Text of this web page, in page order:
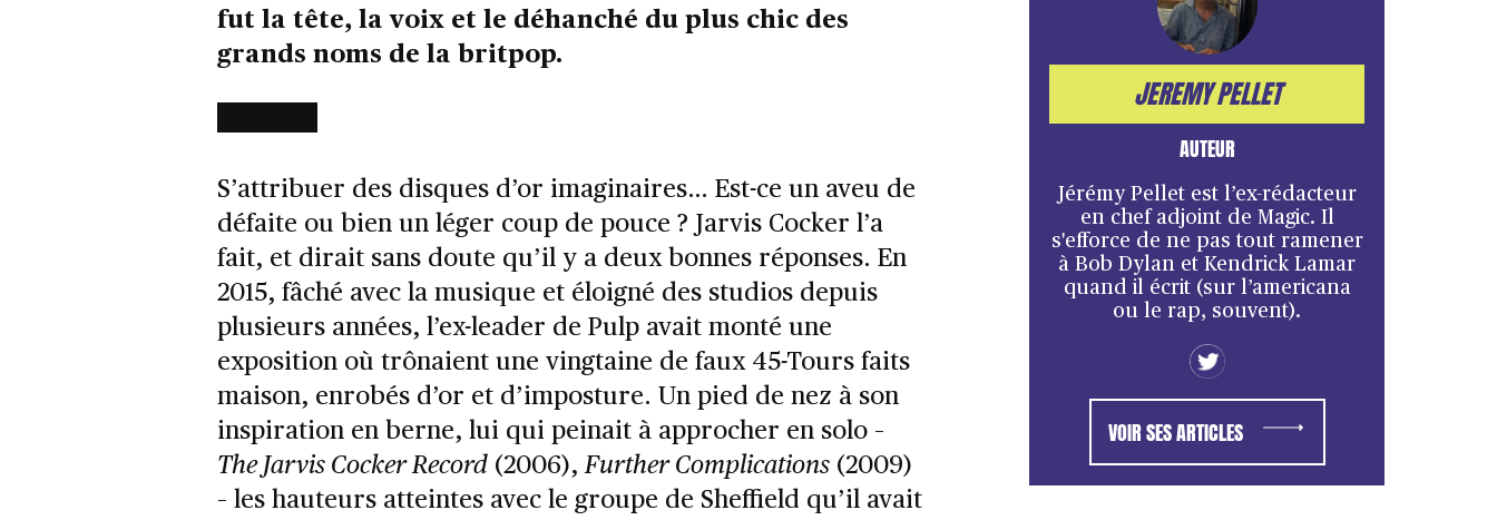
fut la tête, la voix et le déhanché du plus chic des
grands noms de la britpop.
S’attribuer des disques d’or imaginaires… Est-ce un aveu de
défaite ou bien un léger coup de pouce ? Jarvis Cocker l’a
fait, et dirait sans doute qu’il y a deux bonnes réponses. En
2015, fâché avec la musique et éloigné des studios depuis
plusieurs années, l’ex-leader de Pulp avait monté une
exposition où trônaient une vingtaine de faux 45-Tours faits
maison, enrobés d’or et d’imposture. Un pied de nez à son
inspiration en berne, lui qui peinait à approcher en solo –
The Jarvis Cocker Record(2006),Further Complications(2009)
– les hauteurs atteintes avec le groupe de Sheffield qu’il avait
JEREMY PELLET
AUTEUR
Jérémy Pellet est l’ex-rédacteur
en chef adjoint de Magic. Il
s'efforce de ne pas tout ramener
à Bob Dylan et Kendrick Lamar
quand il écrit (sur l’americana
ou le rap, souvent).
VOIR SES ARTICLES